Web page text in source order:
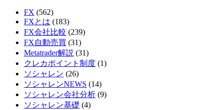
FX (562)
FXとは (183)
FX会社比較 (239)
FX自動売買 (31)
Metatrader解説 (31)
クレカポイント制度 (1)
ソシャレン (26)
ソシャレンNEWS (14)
ソシャレン会社分析 (9)
ソシャレン基礎 (4)